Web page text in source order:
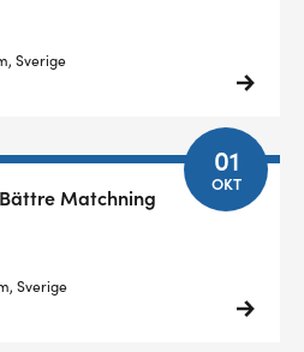
Sverige
01
OKT
Matchning
Sverige